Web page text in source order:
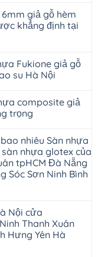
giả gỗ hèm
khẳng định tại
Fukione giả gỗ
su Hà Nội
composite giả
trọng
nhiêu Sàn nhựa
nhựa glotex của
tpHCM Đà Nẵng
Sóc Sơn Ninh Bình
Nội cửa
Thanh Xuân
Hưng Yên Hà